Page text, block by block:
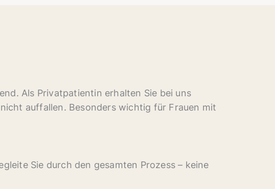
Als Privatpatientin erhalten Sie bei uns
auffallen. Besonders wichtig für Frauen mit
Sie durch den gesamten Prozess – keine